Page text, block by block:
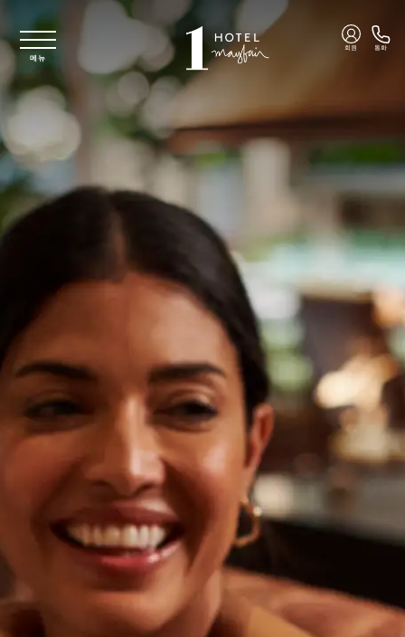
주요 콘텐츠로 건너뛰기
메뉴
회원 통화